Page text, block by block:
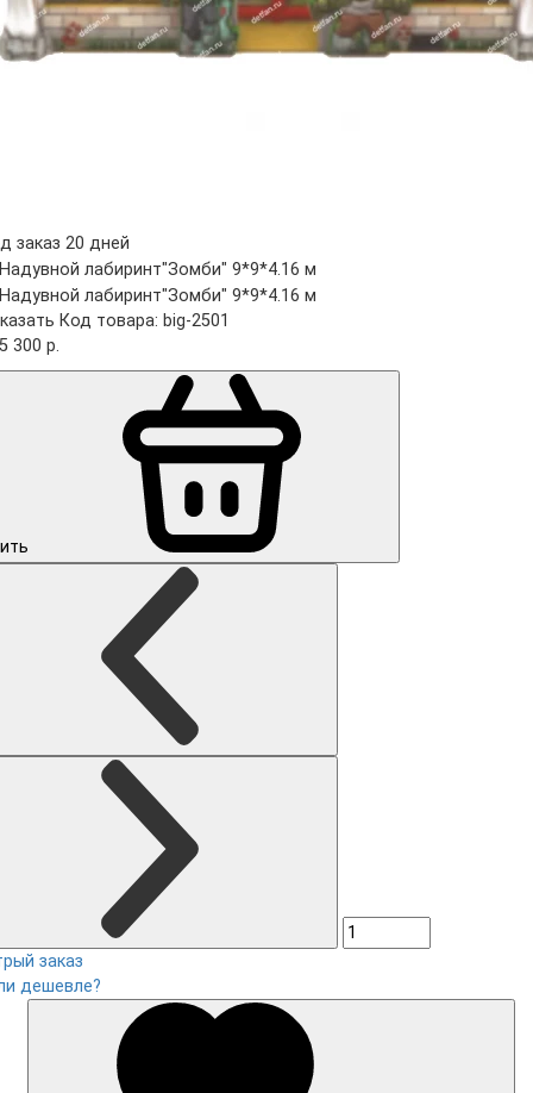
заказ 20 дней
Код товара: big-2501
300 р.
заказ
дешевле?